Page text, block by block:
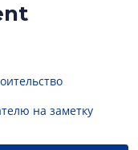
на заметку